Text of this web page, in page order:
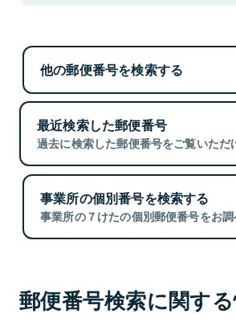
他の郵便番号を検索する
最近検索した郵便番号
過去に検索した郵便番号をご覧いただ
事業所の個別番号を検索する
事業所の７けたの個別郵便番号をお調
郵便番号検索に関す